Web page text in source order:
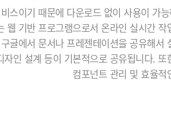
스이기 때문에 다운로드 없이 사용이 가
웹 기반 프로그램으로서 온라인 실시간
글에서 문서나 프레젠테이션을 공유해서
자인 설계 등이 기본적으로 공유됩니다.
컴포넌트 관리 및 효율